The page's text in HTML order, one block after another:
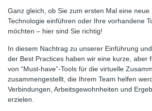
Ganz gleich, ob Sie zum ersten Mal eine neue
Technologie einführen oder Ihre vorhandene
möchten – hier sind Sie richtig!
In diesem Nachtrag zu unserer Einführung
der Best Practices haben wir eine kurze, aber
von “Must-have”-Tools für die virtuelle
zusammengestellt, die Ihrem Team helfen
Verbindungen, Arbeitsgewohnheiten und
erzielen.